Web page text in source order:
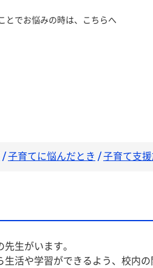
とでお悩みの時は、こちらへ
/子育てに悩んだとき /子育て支
生がいます。
活や学習ができるよう、校内